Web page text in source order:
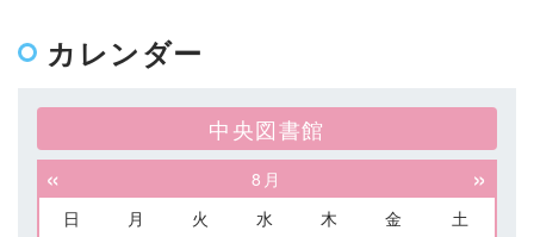
カレンダー
中央図書館
« 8月 »
日 月 火 水 木 金 土